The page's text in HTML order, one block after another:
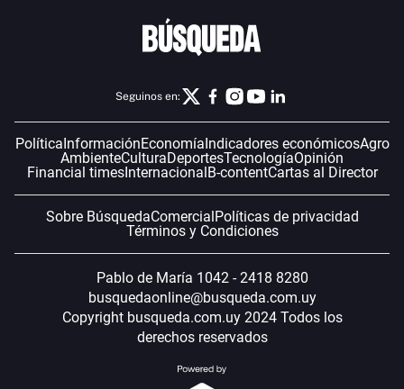
Seguinos en:
PolíticaInformaciónEconomíaIndicadores económicosAgro
AmbienteCulturaDeportesTecnologíaOpinión
Financial timesInternacionalB-contentCartas al Director
Sobre BúsquedaComercialPolíticas de privacidad
Términos y Condiciones
Pablo de María 1042 - 2418 8280
busquedaonline@busqueda.com.uy
Copyright busqueda.com.uy 2024 Todos los
derechos reservados